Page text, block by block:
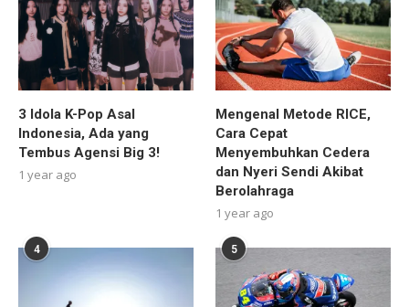
3 Idola K-Pop Asal
Indonesia, Ada yang
Tembus Agensi Big 3!
1 year ago
Mengenal Metode RICE,
Cara Cepat
Menyembuhkan Cedera
dan Nyeri Sendi Akibat
Berolahraga
1 year ago
4 5